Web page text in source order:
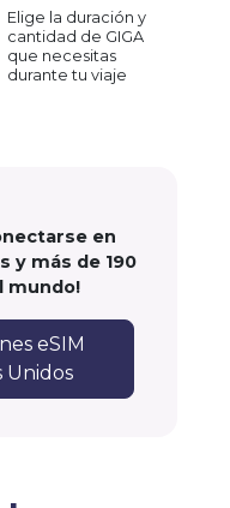
Elige la duración y
cantidad de GIGA
que necesitas
durante tu viaje
en
y más de 190
mundo!
eSIM
Unidos